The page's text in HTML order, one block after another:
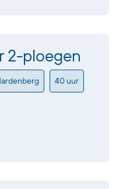
2-ploegen
40 uur